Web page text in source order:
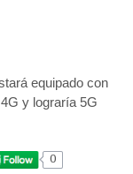
equipado con
y lograría 5G
0